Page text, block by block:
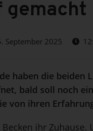
gemacht
September 2025
haben die beiden
bald soll noch
von ihren
Becken ihr